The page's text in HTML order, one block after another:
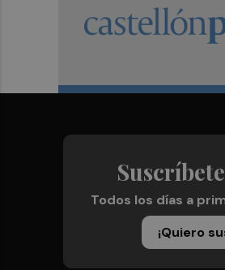
Todos los días a
¡Quiero